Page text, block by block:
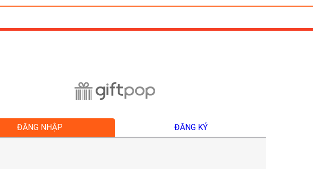
ĐĂNG NHẬP ĐĂNG KÝ